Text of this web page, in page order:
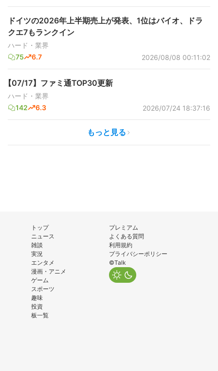
ドイツの2026年上半期売上が発表、1位はバイオ、ドラ
クエ7もランクイン
ハード・業界
75
6.7 2026/08/08 00:11:02
【07/17】ファミ通TOP30更新
ハード・業界
142
6.3 2026/07/24 18:37:16
もっと見る
トップ
ニュース
雑談
実況
エンタメ
漫画・アニメ
ゲーム
スポーツ
趣味
投資
板一覧
プレミアム
よくある質問
利用規約
プライバシーポリシー
©Talk